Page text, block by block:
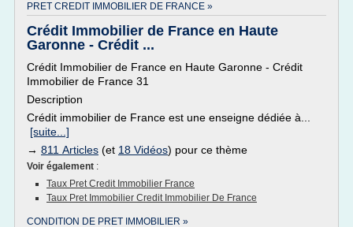
PRET CREDIT IMMOBILIER DE FRANCE »
Crédit Immobilier de France en Haute
Garonne - Crédit ...
Crédit Immobilier de France en Haute Garonne - Crédit
Immobilier de France 31
Description
Crédit immobilier de France est une enseigne dédiée à...
[suite...]
→ 811 Articles (et 18 Vidéos) pour ce thème
Voir également :
Taux Pret Credit Immobilier France
Taux Pret Immobilier Credit Immobilier De France
CONDITION DE PRET IMMOBILIER »